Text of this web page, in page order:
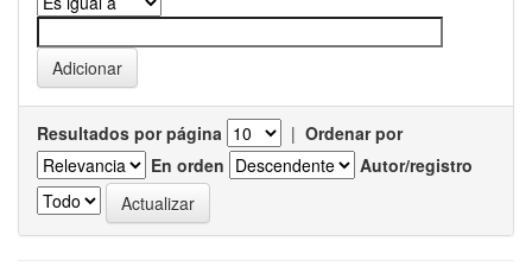
Resultados por página | Ordenar por
En orden
Autor/registro